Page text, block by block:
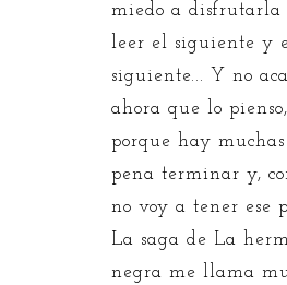
miedo a
leer el siguiente y
siguiente... Y no
ahora que lo
porque hay
pena terminar y,
no voy a tener ese
La saga de La
negra me llama